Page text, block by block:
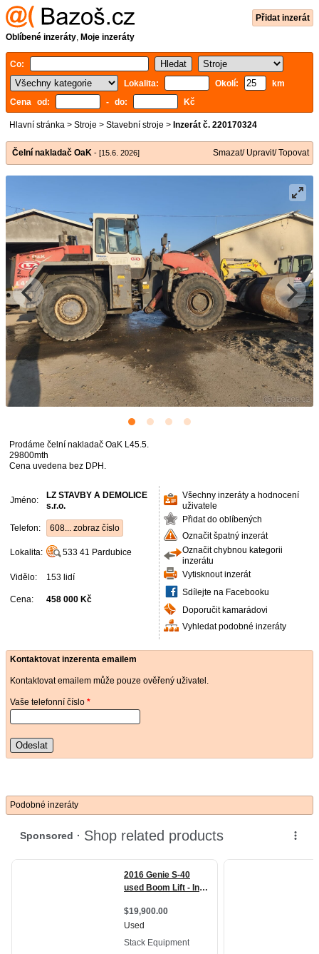
Přidat inzerát
Oblíbené inzeráty, Moje inzeráty
Co:
Lokalita:
Okolí:
km
Cena od:
- do: Kč
Hlavní stránka > Stroje > Stavební stroje > Inzerát č. 220170324
Čelní nakladač OaK - [15.6. 2026] Smazat/ Upravit/ Topovat
Prodáme čelní nakladač OaK L45.5.
29800mth
Cena uvedena bez DPH.
Jméno:
LZ STAVBY A DEMOLICE
s.r.o.
Telefon: 608... zobraz číslo
Lokalita: 533 41 Pardubice
Vidělo: 153 lidí
Cena: 458 000 Kč
Všechny inzeráty a hodnocení
uživatele
Přidat do oblíbených
Označit špatný inzerát
Označit chybnou kategorii
inzerátu
Vytisknout inzerát
Sdílejte na Facebooku
Doporučit kamarádovi
Vyhledat podobné inzeráty
Kontaktovat inzerenta emailem
Kontaktovat emailem může pouze ověřený uživatel.
Vaše telefonní číslo *
Odeslat
Podobné inzeráty